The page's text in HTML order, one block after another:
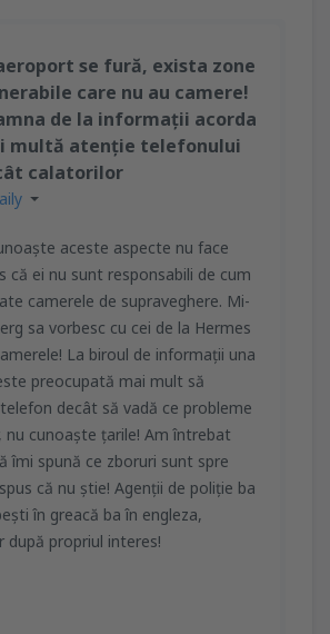
se fură, exista zone
care nu au camere!
de la informații acorda
multă atenție telefonului
calatorilor
aceste aspecte nu face
că ei nu sunt responsabili de cum
camerele de supraveghere. Mi-
sa vorbesc cu cei de la Hermes
La biroul de informații una
preocupată mai mult să
decât să vadă ce probleme
nu cunoaște țarile! Am întrebat
îmi spună ce zboruri sunt spre
că nu știe! Agenții de poliție ba
în greacă ba în engleza,
după propriul interes!